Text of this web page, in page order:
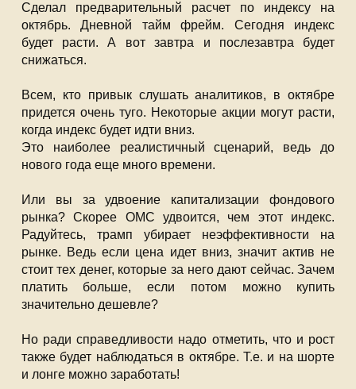
Сделал предварительный расчет по индексу на
октябрь. Дневной тайм фрейм. Сегодня индекс
будет расти. А вот завтра и послезавтра будет
снижаться.
Всем, кто привык слушать аналитиков, в октябре
придется очень туго. Некоторые акции могут расти,
когда индекс будет идти вниз.
Это наиболее реалистичный сценарий, ведь до
нового года еще много времени.
Или вы за удвоение капитализации фондового
рынка? Скорее ОМС удвоится, чем этот индекс.
Радуйтесь, трамп убирает неэффективности на
рынке. Ведь если цена идет вниз, значит актив не
стоит тех денег, которые за него дают сейчас. Зачем
платить больше, если потом можно купить
значительно дешевле?
Но ради справедливости надо отметить, что и рост
также будет наблюдаться в октябре. Т.е. и на шорте
и лонге можно заработать!